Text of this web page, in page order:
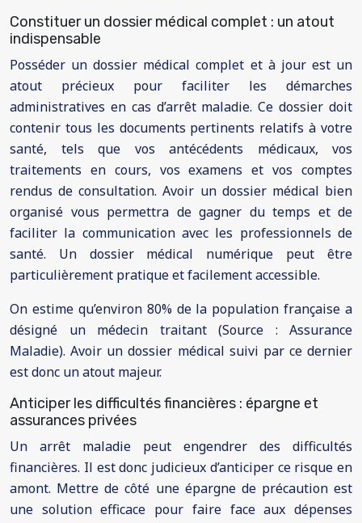
Constituer un dossier médical complet : un atout
indispensable
Posséder un dossier médical complet et à jour est un
atout précieux pour faciliter les démarches
administratives en cas d’arrêt maladie. Ce dossier doit
contenir tous les documents pertinents relatifs à votre
santé, tels que vos antécédents médicaux, vos
traitements en cours, vos examens et vos comptes
rendus de consultation. Avoir un dossier médical bien
organisé vous permettra de gagner du temps et de
faciliter la communication avec les professionnels de
santé. Un dossier médical numérique peut être
particulièrement pratique et facilement accessible.
On estime qu’environ 80% de la population française a
désigné un médecin traitant (Source : Assurance
Maladie). Avoir un dossier médical suivi par ce dernier
est donc un atout majeur.
Anticiper les difficultés financières : épargne et
assurances privées
Un arrêt maladie peut engendrer des difficultés
financières. Il est donc judicieux d’anticiper ce risque en
amont. Mettre de côté une épargne de précaution est
une solution efficace pour faire face aux dépenses